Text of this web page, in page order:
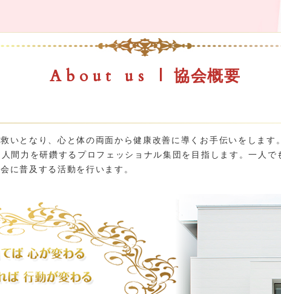
About us
| 協会概要
いとなり、心と体の両面から健康改善に導くお手伝いをしま
間力を研鑽するプロフェッショナル集団を目指します。一人
に普及する活動を行います。